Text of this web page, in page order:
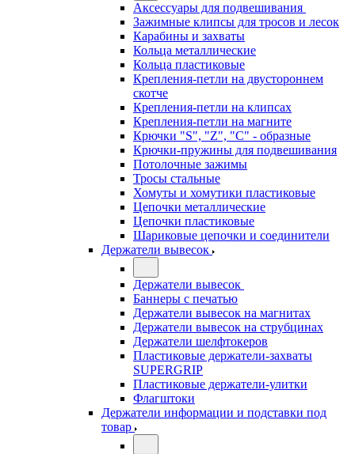
Аксессуары для подвешивания
Зажимные клипсы для тросов и лесок
Карабины и захваты
Кольца металлические
Кольца пластиковые
Крепления-петли на двустороннем
скотче
Крепления-петли на клипсах
Крепления-петли на магните
Крючки "S", "Z", "C" - образные
Крючки-пружины для подвешивания
Потолочные зажимы
Тросы стальные
Хомуты и хомутики пластиковые
Цепочки металлические
Цепочки пластиковые
Шариковые цепочки и соединители
Держатели вывесок
Держатели вывесок
Баннеры с печатью
Держатели вывесок на магнитах
Держатели вывесок на струбцинах
Держатели шелфтокеров
Пластиковые держатели-захваты
SUPERGRIP
Пластиковые держатели-улитки
Флагштоки
Держатели информации и подставки под
товар